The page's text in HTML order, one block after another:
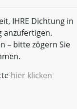
IHRE Dichtung in
anzufertigen.
– bitte zögern Sie
hier klicken